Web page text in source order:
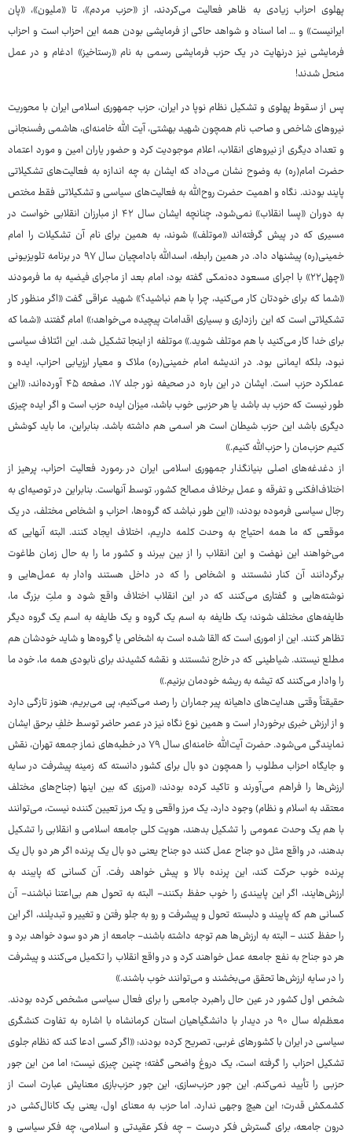
پهلوی احزاب زیادی به ظاهر فعالیت می‌کردند، از «حزب مردم»، تا «ملیون»، «پان
ایرانیست» و … اما اسناد و شواهد حاکی از فرمایشی بودن همه این احزاب است و احزاب
فرمایشی نیز درنهایت در یک حزب فرمایشی رسمی به نام «رستاخیز» ادغام و در عمل
منحل شدند!
پس از سقوط پهلوی و تشکیل نظام نوپا در ایران، حزب جمهوری اسلامی ایران با محوریت
نیروهای شاخص و صاحب نام همچون شهید بهشتی، آیت الله خامنه‌ای، هاشمی رفسنجانی
و تعداد دیگری از نیروهای انقلاب، اعلام موجودیت کرد و حضور یاران امین و مورد اعتماد
حضرت امام(ره) به وضوح نشان می‌داد که ایشان به چه اندازه به فعالیت‌های تشکیلاتی
پایند بودند. نگاه و اهمیت حضرت روح‌الله به فعالیت‌های سیاسی و تشکیلاتی فقط مختص
به دوران «پسا انقلاب» نمی‌شود، چنانچه ایشان سال ۴۲ از مبارزان انقلابی خواست در
مسیری که در پیش گرفته‌اند «موتلف» شوند، به همین برای نام آن تشکیلات را امام
خمینی(ره) پیشنهاد داد. در همین رابطه، اسدالله بادامچیان سال ۹۷ در برنامه تلویزیونی
«چهل۲۲» با اجرای مسعود ده‌نمکی گفته بود: امام بعد از ماجرای فیضیه به ما فرمودند
«شما که برای خودتان کار می‌کنید، چرا با هم نباشید؟» شهید عراقی گفت «اگر منظور کار
تشکیلاتی است که این رازداری و بسیاری اقدامات پیچیده می‌خواهد؛» امام گفتند «شما که
برای خدا کار می‌کنید با هم موتلف شوید.» موتلفه از اینجا تشکیل شد. این ائتلاف سیاسی
نبود، بلکه ایمانی بود. در اندیشه امام خمینی(ره) ملاک و معیار ارزیابی احزاب، ایده و
عملکرد حزب است. ایشان در این باره در صحیفه نور جلد ۱۷، صفحه ۴۵ آورده‌اند: «این
طور نیست که حزب بد باشد یا هر حزبی خوب باشد، میزان ایده حزب است و اگر ایده چیزی
دیگری باشد این حزب شیطان است هر اسمی هم داشته باشد. بنابراین، ما باید کوشش
کنیم حزب‌مان را حزب‌الله کنیم.»
از دغدغه‌های اصلی بنیانگذار جمهوری اسلامی ایران در َرمورد فعالیت احزاب، پرهیز از
اختلاف‌افکنی و تفرقه و عمل برخلاف مصالح کشور، توسط آنهاست. بنابراین در توصیه‌ای به
رجال سیاسی فرموده بودند: «این طور نباشد که گروه‌ها، احزاب و اشخاص مختلف، در یک
موقعی که ما همه احتیاج به وحدت کلمه داریم، اختلاف ایجاد کنند. البته آنهایی که
می‌خواهند این نهضت و این انقلاب را از بین ببرند و کشور ما را به حال زمان طاغوت
برگردانند آن کنار نشستند و اشخاص را که در داخل هستند وادار به عمل‌هایی و
نوشته‌هایی و گفتاری می‌کنند که در این انقلاب اختلاف واقع شود و ملتِ بزرگ ما،
طایفه‌های مختلف شوند؛ یک طایفه به اسم یک گروه و یک طایفه به اسم یک گروه دیگر
تظاهر کنند. این از اموری است که القا شده است به اشخاص یا گروه‌ها و شاید خودشان هم
مطلع نیستند. شیاطینی که در خارج نشستند و نقشه کشیدند برای نابودی همه ما، خود ما
را وادار می‌کنند که تیشه به ریشه خودمان بزنیم.»
حقیقتاً وقتی هدایت‌های داهیانه پیر جماران را رصد می‌کنیم، پی می‌بریم، هنوز تازگی دارد
و از ارزش خبری برخوردار است و همین نوع نگاه نیز در عصر حاضر توسط خلفِ برحق ایشان
نمایندگی می‌شود. حضرت آیت‌الله خامنه‌ای سال ۷۹ در خطبه‌های نماز جمعه تهران، نقش
و جایگاه احزاب مطلوب را همچون دو بال برای کشور دانسته که زمینه پیشرفت در سایه
ارزش‌ها را فراهم می‌آورند و تاکید کرده بودند: «مرزی که بین اینها (جناح‌های مختلف
معتقد به اسلام و نظام) وجود دارد، یک مرز واقعی و یک مرز تعیین کننده نیست، می‌توانند
با هم یک وحدت عمومی را تشکیل بدهند، هویت کلی جامعه اسلامی و انقلابی را تشکیل
بدهند، در واقع مثل دو جناح عمل کنند دو جناح یعنی دو بال یک پرنده اگر هر دو بال یک
پرنده خوب حرکت کند، این پرنده بالا و پیش خواهد رفت. آن کسانی که پایبند به
ارزش‌هایند، اگر این پایبندی را خوب حفظ بکنند- البته به تحول هم بی‌اعتنا نباشند- آن
کسانی هم که پایبند و دلبسته تحول و پیشرفت و رو به جلو رفتن و تغییر و تبدیلند، اگر این
را حفظ کنند - البته به ارزش‌ها هم توجه داشته باشند- جامعه از هر دو سود خواهد برد و
هر دو جناح به نفع جامعه عمل خواهند کرد و در واقع انقلاب را تکمیل می‌کنند و پیشرفت
را در سایه ارزش‌ها تحقق می‌بخشند و می‌توانند خوب باشند.»
شخص اول کشور در عین حال راهبرد جامعی را برای فعال سیاسی مشخص کرده بودند.
معظم‌له سال ۹۰ در دیدار با دانشگیاهیان استان کرمانشاه با اشاره به تفاوت کنشگری
سیاسی در ایران با کشورهای غربی، تصریح کرده بودند: «اگر کسی ادعا کند که نظام جلوی
تشکیل احزاب را گرفته است، یک دروغ واضحی گفته؛ چنین چیزی نیست؛ اما من این جور
حزبی را تأیید نمی‌کنم. این جور حزب‌سازی، این جور حزب‌بازی معنایش عبارت است از
کشمکش قدرت؛ این هیچ وجهی ندارد. اما حزب به معنای اول، یعنی یک کانال‌کشی در
درون جامعه، برای گسترش فکر درست - چه فکر عقیدتی و اسلامی، چه فکر سیاسی و